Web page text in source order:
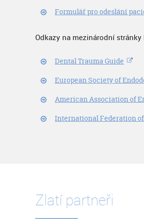
Formulář pro odeslání
Odkazy na mezinárodní
Dental Trauma Guide
European Society of
American Association of
International Federation
Zlatí partneři